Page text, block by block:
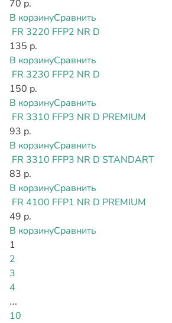
70 р.
В корзинуСравнить
FR 3220 FFP2 NR D
135 р.
В корзинуСравнить
FR 3230 FFP2 NR D
150 р.
В корзинуСравнить
FR 3310 FFP3 NR D PREMIUM
93 р.
В корзинуСравнить
FR 3310 FFP3 NR D STANDART
83 р.
В корзинуСравнить
FR 4100 FFP1 NR D PREMIUM
49 р.
В корзинуСравнить
1
2
3
4
…
10